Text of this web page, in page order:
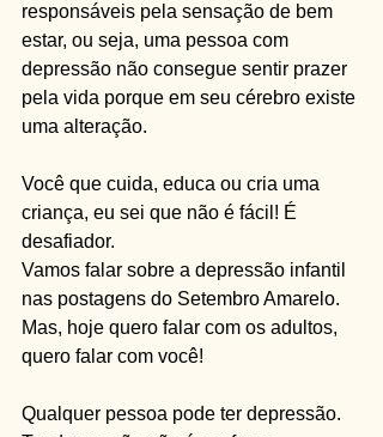
responsáveis pela sensação de bem
estar, ou seja, uma pessoa com
depressão não consegue sentir prazer
pela vida porque em seu cérebro existe
uma alteração.
Você que cuida, educa ou cria uma
criança, eu sei que não é fácil! É
desafiador.
Vamos falar sobre a depressão infantil
nas postagens do Setembro Amarelo.
Mas, hoje quero falar com os adultos,
quero falar com você!
Qualquer pessoa pode ter depressão.